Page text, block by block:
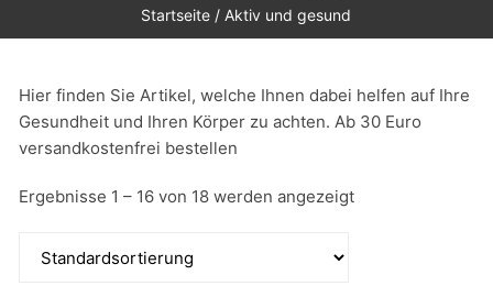
Startseite / Aktiv und gesund
Hier finden Sie Artikel, welche Ihnen dabei helfen auf Ihre
Gesundheit und Ihren Körper zu achten. Ab 30 Euro
versandkostenfrei bestellen
Ergebnisse 1 – 16 von 18 werden angezeigt